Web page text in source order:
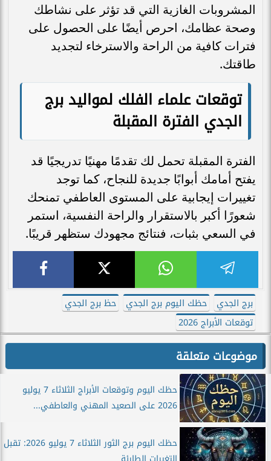
المشروبات الغازية التي قد تؤثر على نشاطك
وصحة عظامك، احرص أيضًا على الحصول على
فترات كافية من الراحة والاسترخاء لتجديد
طاقتك.
توقعات علماء الفلك لمواليد برج
الجدي الفترة المقبلة
الفترة المقبلة تحمل لك تقدمًا مهنيًا تدريجيًا قد
يفتح أمامك أبوابًا جديدة للنجاح، كما توجد
تغييرات إيجابية على المستوى العاطفي تمنحك
شعورًا أكبر بالاستقرار والراحة النفسية، استمر
في السعي بثبات، فنتائج مجهودك ستظهر قريبًا.
برج الجدي حظك اليوم برج الجدي
حظ برج الجدي
توقعات الأبراج 2026
موضوعات متعلقة
حظك اليوم وتوقعات الأبراج الثلاثاء 7 يوليو
2026 على الصعيد المهني والعاطفي...
حظك اليوم برج الثور الثلاثاء 7 يوليو 2026: تقبل